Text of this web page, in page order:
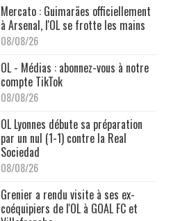
Mercato : Guimarães officiellement
à Arsenal, l'OL se frotte les mains
08/08/26
OL - Médias : abonnez-vous à notre
compte TikTok
08/08/26
OL Lyonnes débute sa préparation
par un nul (1-1) contre la Real
Sociedad
08/08/26
Grenier a rendu visite à ses ex-
coéquipiers de l'OL à GOAL FC et